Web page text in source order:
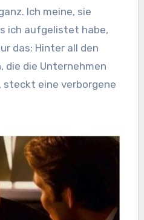
Ich meine, sie
ich aufgelistet habe,
das: Hinter all den
die die Unternehmen
eine verborgene